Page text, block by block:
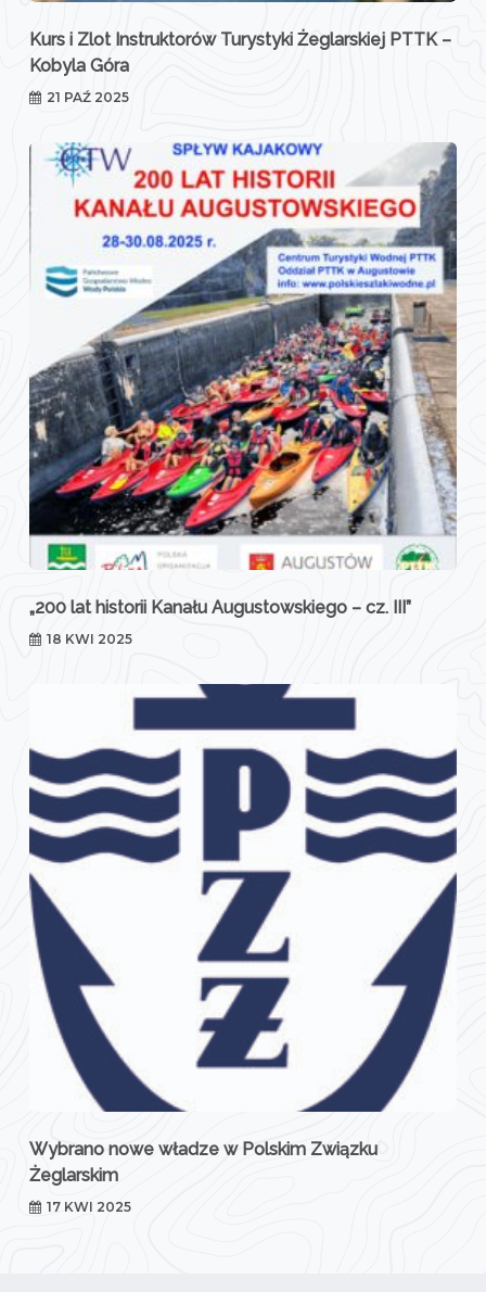
Kurs i Zlot Instruktorów Turystyki Żeglarskiej PTTK –
Kobyla Góra
21 PAŹ 2025
„200 lat historii Kanału Augustowskiego – cz. III”
18 KWI 2025
Wybrano nowe władze w Polskim Związku
Żeglarskim
17 KWI 2025